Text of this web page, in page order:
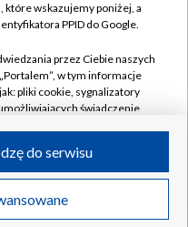
S.A. w likwidacji
które wskazujemy poniżej, a
PPID do Google.
przez Ciebie naszych
w tym informacje
pliki cookie, sygnalizatory
świadczenie
przez Ciebie
jak adresy IP, identyfikatory
do serwisu